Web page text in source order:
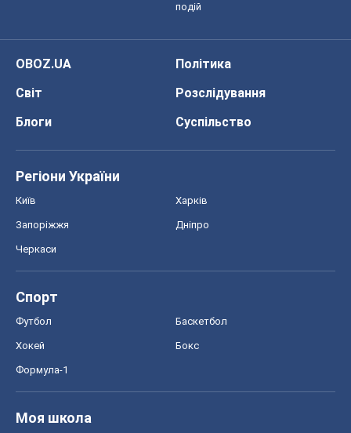
подій
OBOZ.UA
Політика
Світ
Розслідування
Блоги
Суспільство
Регіони України
Київ Харків
Запоріжжя Дніпро
Черкаси
Спорт
Футбол Баскетбол
Хокей Бокс
Формула-1
Моя школа